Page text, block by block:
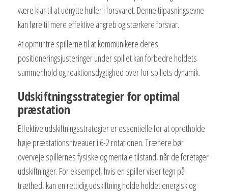
være klar til at udnytte huller i forsvaret. Denne tilpasningsevne
kan føre til mere effektive angreb og stærkere forsvar.
At opmuntre spillerne til at kommunikere deres
positioneringsjusteringer under spillet kan forbedre holdets
sammenhold og reaktionsdygtighed over for spillets dynamik.
Udskiftningsstrategier for optimal
præstation
Effektive udskiftningsstrategier er essentielle for at opretholde
høje præstationsniveauer i 6-2 rotationen. Trænere bør
overveje spillernes fysiske og mentale tilstand, når de foretager
udskiftninger. For eksempel, hvis en spiller viser tegn på
træthed, kan en rettidig udskiftning holde holdet energisk og